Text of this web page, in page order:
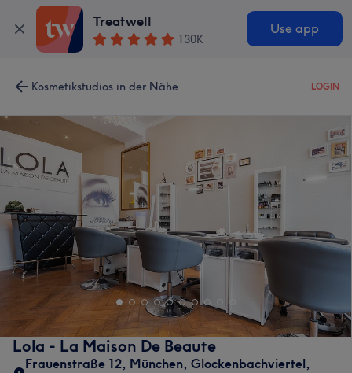
Treatwell
130K
Use app
Kosmetikstudios in der Nähe LOGIN
Lola - La Maison De Beaute
Frauenstraße 12, München, Glockenbachviertel,